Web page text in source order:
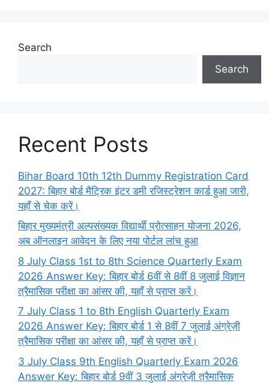
Search
Search
Recent Posts
Bihar Board 10th 12th Dummy Registration Card
2027: बिहार बोर्ड मैट्रिक इंटर डमी रजिस्ट्रेशन कार्ड हुआ जारी,
यहाँ से चेक करें।
बिहार मुख्यमंत्री अल्पसंख्यक विद्यार्थी प्रोत्साहन योजना 2026,
अब ऑनलाइन आवेदन के लिए नया पोर्टल लांच हुआ
8 July Class 1st to 8th Science Quarterly Exam
2026 Answer Key: बिहार बोर्ड 6वीं से 8वीं 8 जुलाई विज्ञान
त्रैमासिक परीक्षा का आंसर की, यहाँ से प्राप्त करें।
7 July Class 1 to 8th English Quarterly Exam
2026 Answer Key: बिहार बोर्ड 1 से 8वीं 7 जुलाई अंग्रेज़ी
त्रैमासिक परीक्षा का आंसर की, यहाँ से प्राप्त करें।
3 July Class 9th English Quarterly Exam 2026
Answer Key: बिहार बोर्ड 9वीं 3 जुलाई अंग्रेज़ी त्रैमासिक